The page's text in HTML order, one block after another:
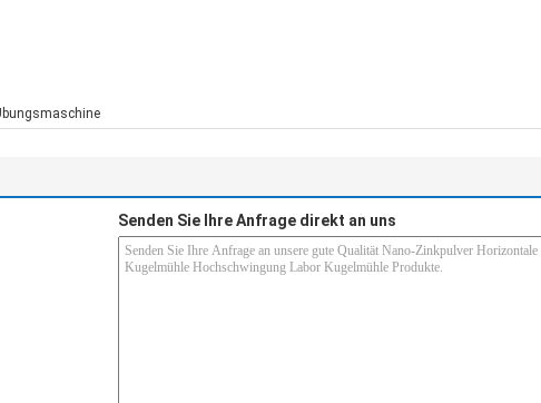
Senden Sie Ihre Anfrage direkt an uns